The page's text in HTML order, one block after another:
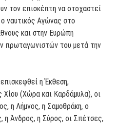
τον επισκέπτη να στοχαστεί
ναυτικός Αγώνας στο
και στην Ευρώπη
πρωταγωνιστών του μετά την
η Έκθεση,
Χίου (Χώρα και Καρδάμυλα), οι
η Λήμνος, η Σαμοθράκη, ο
η Άνδρος, η Σύρος, οι Σπέτσες,